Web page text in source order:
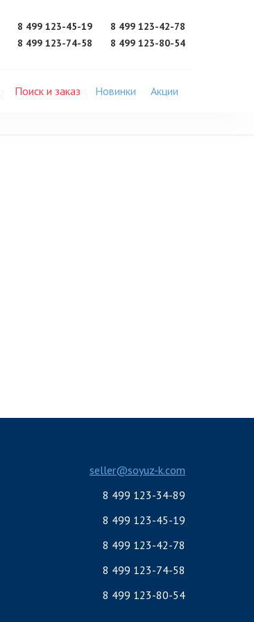
8 499 123-45-19
8 499 123-42-78
8 499 123-74-58
8 499 123-80-54
Поиск и заказ Новинки Акции
seller@soyuz-k.com
8 499 123-34-89
8 499 123-45-19
8 499 123-42-78
8 499 123-74-58
8 499 123-80-54